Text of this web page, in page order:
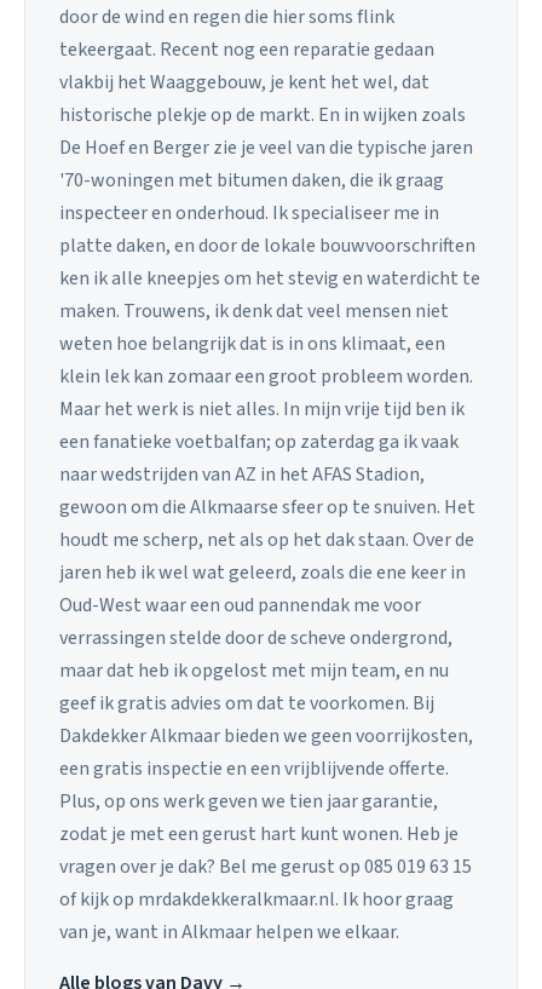
door de wind en regen die hier soms flink
tekeergaat. Recent nog een reparatie gedaan
vlakbij het Waaggebouw, je kent het wel, dat
historische plekje op de markt. En in wijken zoals
De Hoef en Berger zie je veel van die typische jaren
'70-woningen met bitumen daken, die ik graag
inspecteer en onderhoud. Ik specialiseer me in
platte daken, en door de lokale bouwvoorschriften
ken ik alle kneepjes om het stevig en waterdicht te
maken. Trouwens, ik denk dat veel mensen niet
weten hoe belangrijk dat is in ons klimaat, een
klein lek kan zomaar een groot probleem worden.
Maar het werk is niet alles. In mijn vrije tijd ben ik
een fanatieke voetbalfan; op zaterdag ga ik vaak
naar wedstrijden van AZ in het AFAS Stadion,
gewoon om die Alkmaarse sfeer op te snuiven. Het
houdt me scherp, net als op het dak staan. Over de
jaren heb ik wel wat geleerd, zoals die ene keer in
Oud-West waar een oud pannendak me voor
verrassingen stelde door de scheve ondergrond,
maar dat heb ik opgelost met mijn team, en nu
geef ik gratis advies om dat te voorkomen. Bij
Dakdekker Alkmaar bieden we geen voorrijkosten,
een gratis inspectie en een vrijblijvende offerte.
Plus, op ons werk geven we tien jaar garantie,
zodat je met een gerust hart kunt wonen. Heb je
vragen over je dak? Bel me gerust op 085 019 63 15
of kijk op mrdakdekkeralkmaar.nl. Ik hoor graag
van je, want in Alkmaar helpen we elkaar.
Alle blogs van Davy →